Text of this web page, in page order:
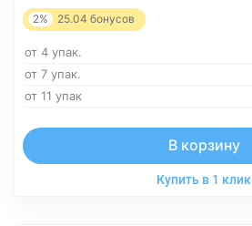
2% 25.04 бонусов
от 4 упак.
от 7 упак.
от 11 упак
В корзину
Купить в 1 клик